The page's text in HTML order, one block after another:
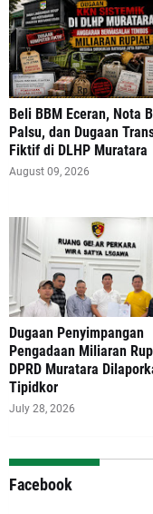
‎Beli BBM Eceran, Nota
Palsu, dan Dugaan
Fiktif di DLHP Muratara
August 09, 2026
‎Dugaan Penyimpangan
Pengadaan Miliaran
DPRD Muratara
Tipidkor
July 28, 2026
Facebook